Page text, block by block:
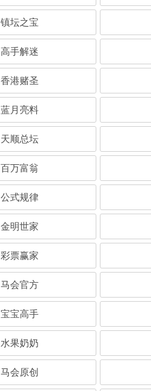
镇坛之宝
高手解迷
香港赌圣
蓝月亮料
天顺总坛
百万富翁
公式规律
金明世家
彩票赢家
马会官方
宝宝高手
水果奶奶
马会原创